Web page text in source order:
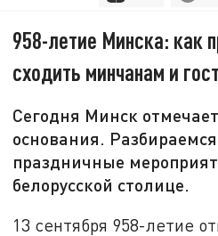
958-летие Минска: как
сходить минчанам и
Сегодня Минск
основания.
праздничные
белорусской столице.
13 сентября 958-летие